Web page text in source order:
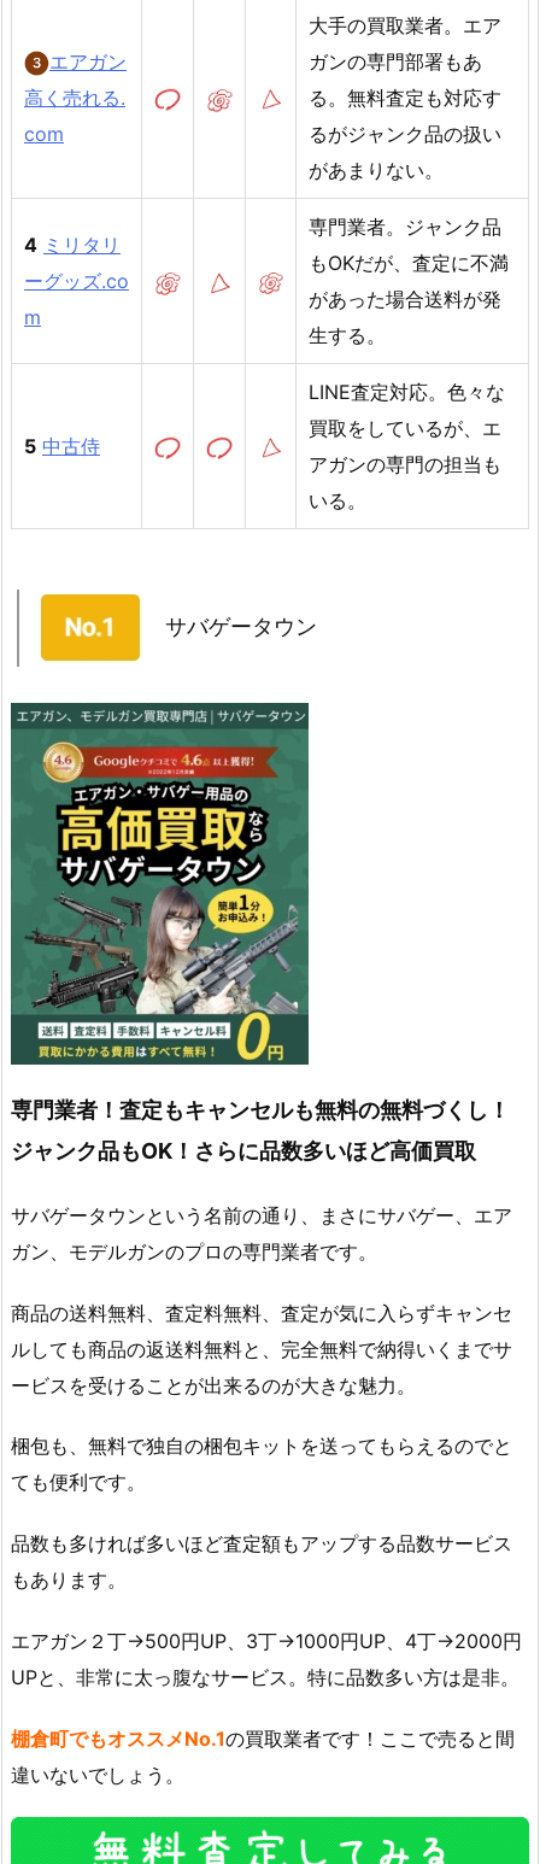
エアガン
高く売れる.
com
大手の買取業者。エア
ガンの専門部署もあ
る。無料査定も対応す
るがジャンク品の扱い
があまりない。
4 ミリタリ
ーグッズ.co
m
専門業者。ジャンク品
もOKだが、査定に不満
があった場合送料が発
生する。
5 中古侍
LINE査定対応。色々な
買取をしているが、エ
アガンの専門の担当も
いる。
サバゲータウン
専門業者！査定もキャンセルも無料の無料づくし！
ジャンク品もOK！さらに品数多いほど高価買取
サバゲータウンという名前の通り、まさにサバゲー、エア
ガン、モデルガンのプロの専門業者です。
商品の送料無料、査定料無料、査定が気に入らずキャンセ
ルしても商品の返送料無料と、完全無料で納得いくまでサ
ービスを受けることが出来るのが大きな魅力。
梱包も、無料で独自の梱包キットを送ってもらえるのでと
ても便利です。
品数も多ければ多いほど査定額もアップする品数サービス
もあります。
エアガン２丁→500円UP、3丁→1000円UP、4丁→2000円
UPと、非常に太っ腹なサービス。特に品数多い方は是非。
棚倉町でもオススメNo.1の買取業者です！ここで売ると間
違いないでしょう。